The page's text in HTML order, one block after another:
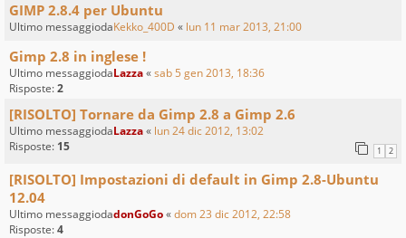
GIMP 2.8.4 per Ubuntu
Ultimo messaggiodaKekko_400D « lun 11 mar 2013, 21:00
Gimp 2.8 in inglese !
Ultimo messaggiodaLazza«sab 5 gen 2013, 18:36
Risposte:2
[RISOLTO] Tornare da Gimp 2.8 a Gimp 2.6
Ultimo messaggiodaLazza« lun 24 dic 2012, 13:02
Risposte: 15 1 2
[RISOLTO] Impostazioni di default in Gimp 2.8-Ubuntu
12.04
Ultimo messaggiodadonGoGo«dom 23 dic 2012, 22:58
Risposte:4